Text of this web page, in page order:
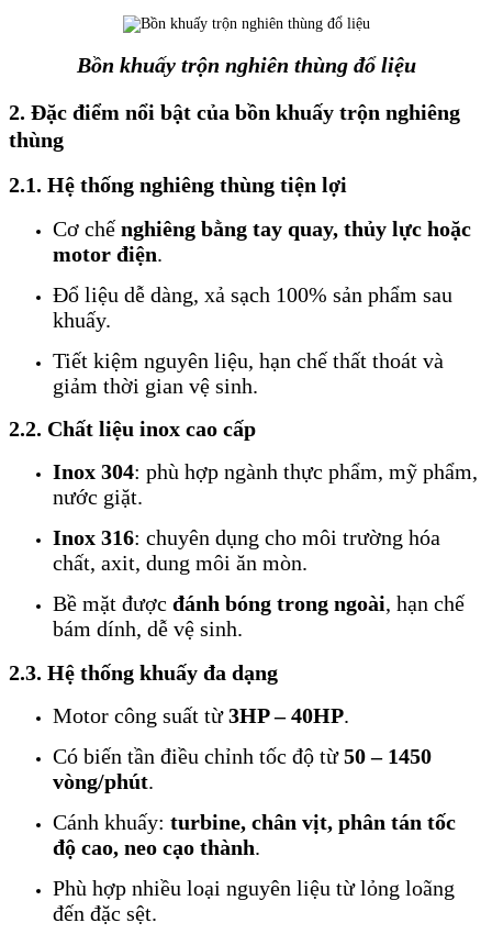
Bồn khuấy trộn nghiên thùng đổ liệu
2. Đặc điểm nổi bật của bồn khuấy trộn nghiêng
thùng
2.1. Hệ thống nghiêng thùng tiện lợi
Cơ chếnghiêng bằng tay quay, thủy lực hoặc
motor điện.
Đổ liệu dễ dàng, xả sạch 100% sản phẩm sau
khuấy.
Tiết kiệm nguyên liệu, hạn chế thất thoát và
giảm thời gian vệ sinh.
2.2. Chất liệu inox cao cấp
Inox 304: phù hợp ngành thực phẩm, mỹ phẩm,
nước giặt.
Inox 316: chuyên dụng cho môi trường hóa
chất, axit, dung môi ăn mòn.
Bề mặt được đánh bóng trong ngoài, hạn chế
bám dính, dễ vệ sinh.
2.3. Hệ thống khuấy đa dạng
Motor công suất từ3HP – 40HP.
Có biến tần điều chỉnh tốc độ từ50 – 1450
vòng/phút.
Cánh khuấy: turbine, chân vịt, phân tán tốc
độ cao, neo cạo thành.
Phù hợp nhiều loại nguyên liệu từ lỏng loãng
đến đặc sệt.